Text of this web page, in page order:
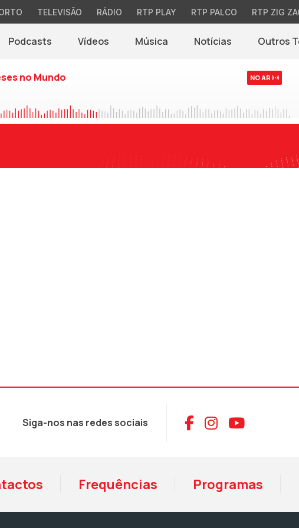
TELEVISÃO RÁDIO RTP PLAY RTP PALCO RTP ZIG
Podcasts Vídeos Música Notícias(abre em nova
Outros
no Mundo NO AR
Siga-nos nas redes sociais Aceder ao
Aceder ao
Aceder
Frequências Programas